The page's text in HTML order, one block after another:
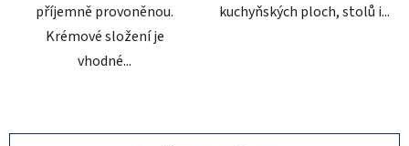
příjemně provoněnou.
Krémové složení je
vhodné...
kuchyňských ploch, stolů i...